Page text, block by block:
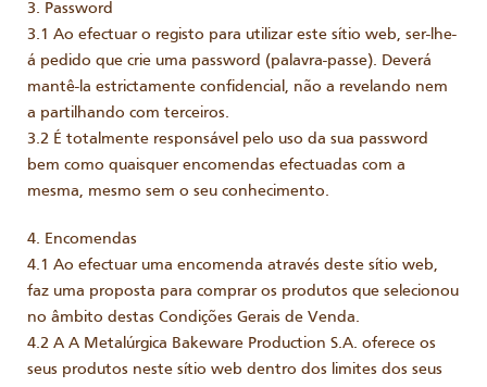
3. Password
3.1 Ao efectuar o registo para utilizar este sítio web, ser-lhe-
á pedido que crie uma password (palavra-passe). Deverá
mantê-la estrictamente confidencial, não a revelando nem
a partilhando com terceiros.
3.2 É totalmente responsável pelo uso da sua password
bem como quaisquer encomendas efectuadas com a
mesma, mesmo sem o seu conhecimento.
4. Encomendas
4.1 Ao efectuar uma encomenda através deste sítio web,
faz uma proposta para comprar os produtos que selecionou
no âmbito destas Condições Gerais de Venda.
4.2 A A Metalúrgica Bakeware Production S.A. oferece os
seus produtos neste sítio web dentro dos limites dos seus